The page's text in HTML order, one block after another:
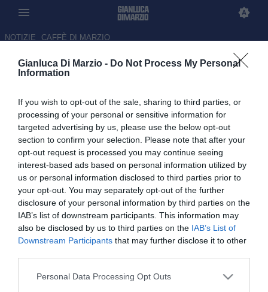
Gianluca Di Marzio - Do Not Process My Personal
Information
If you wish to opt-out of the sale, sharing to third parties, or
processing of your personal or sensitive information for
targeted advertising by us, please use the below opt-out
section to confirm your selection. Please note that after your
opt-out request is processed you may continue seeing
interest-based ads based on personal information utilized by
us or personal information disclosed to third parties prior to
your opt-out. You may separately opt-out of the further
disclosure of your personal information by third parties on the
IAB’s list of downstream participants. This information may
also be disclosed by us to third parties on the IAB’s List of
Downstream Participants that may further disclose it to other
Personal Data Processing Opt Outs
NOTIZIE CAFFÈ DI MARZIO
Frosinone, si lavora per la
08.06.2026 23:56 di Gianluca Di Marzio
Dopo la promozione in Serie A, l'attaccante di proprietà del
Bologna potrebbe vivere una seconda stagione con la maglia del
Frosinone